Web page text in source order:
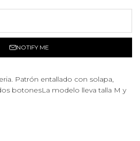
NOTIFY ME
Patrón entallado con solapa,
botonesLa modelo lleva talla M y